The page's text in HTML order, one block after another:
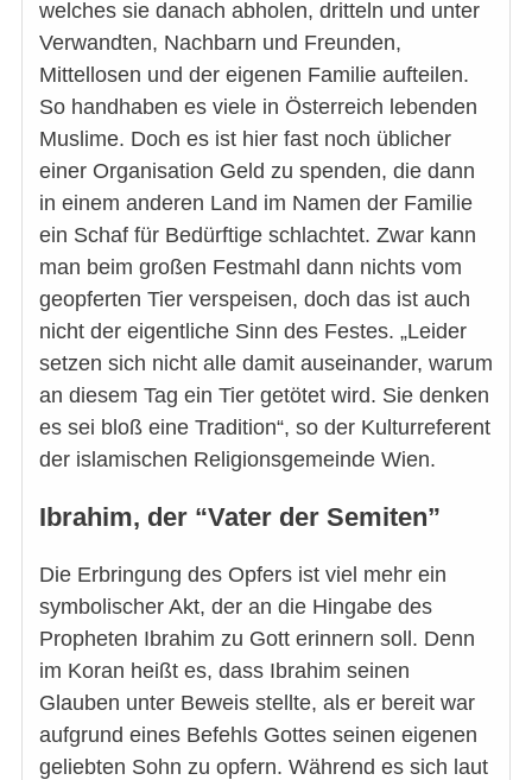
welches sie danach abholen, dritteln und unter
Verwandten, Nachbarn und Freunden,
Mittellosen und der eigenen Familie aufteilen.
So handhaben es viele in Österreich lebenden
Muslime. Doch es ist hier fast noch üblicher
einer Organisation Geld zu spenden, die dann
in einem anderen Land im Namen der Familie
ein Schaf für Bedürftige schlachtet. Zwar kann
man beim großen Festmahl dann nichts vom
geopferten Tier verspeisen, doch das ist auch
nicht der eigentliche Sinn des Festes. „Leider
setzen sich nicht alle damit auseinander, warum
an diesem Tag ein Tier getötet wird. Sie denken
es sei bloß eine Tradition“, so der Kulturreferent
der islamischen Religionsgemeinde Wien.
Ibrahim, der “Vater der Semiten”
Die Erbringung des Opfers ist viel mehr ein
symbolischer Akt, der an die Hingabe des
Propheten Ibrahim zu Gott erinnern soll. Denn
im Koran heißt es, dass Ibrahim seinen
Glauben unter Beweis stellte, als er bereit war
aufgrund eines Befehls Gottes seinen eigenen
geliebten Sohn zu opfern. Während es sich laut